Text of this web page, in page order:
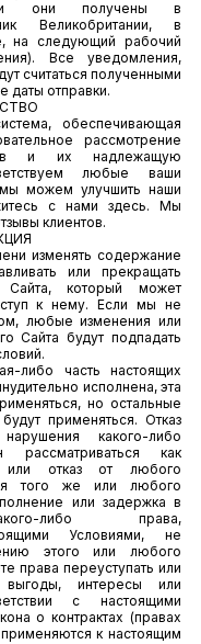
они получены в
Великобритании, в
на следующий рабочий
Все уведомления,
считаться полученными
даты отправки.
обеспечивающая
рассмотрение
и их надлежащую
любые ваши
можем улучшить наши
с нами здесь. Мы
клиентов.
изменять содержание
или прекращать
который может
к нему. Если мы не
любые изменения или
Сайта будут подпадать
либо часть настоящих
исполнена, эта
но остальные
применяться. Отказ
какого-либо
как
или отказ от любого
того же или любого
или задержка в
либо права,
Условиями, не
этого или любого
права переуступать или
выгоды, интересы или
с настоящими
о контрактах (правах
к настоящим